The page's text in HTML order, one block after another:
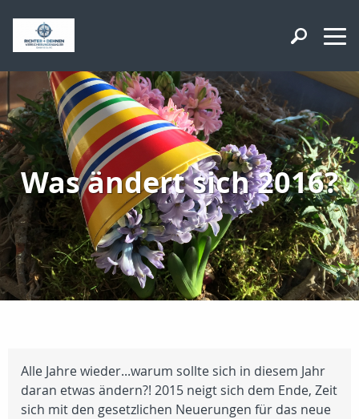
Was ändert sich 2016?
Alle Jahre wieder...warum sollte sich in diesem Jahr
daran etwas ändern?! 2015 neigt sich dem Ende, Zeit
sich mit den gesetzlichen Neuerungen für das neue